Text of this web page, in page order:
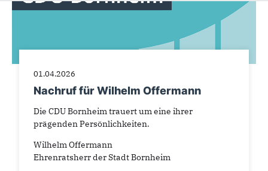
01.04.2026
Nachruf für Wilhelm Offermann
Die CDU Bornheim trauert um eine ihrer
prägenden Persönlichkeiten.
Wilhelm Offermann
Ehrenratsherr der Stadt Bornheim